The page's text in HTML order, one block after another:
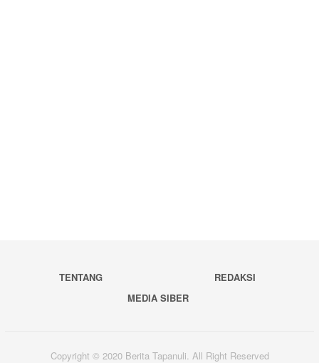
TENTANG
REDAKSI
MEDIA SIBER
Copyright © 2020 Berita Tapanuli. All Right Reserved